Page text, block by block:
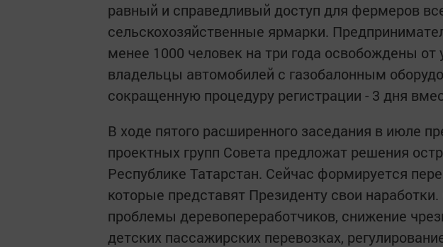
равный и справедливый доступ для фермеров
сельскохозяйственные ярмарки.
менее 1000 человек на три года освобождены от
владельцы автомобилей с газобалонным
сокращенную процедуру регистрации - 3 дня
В ходе пятого расширенного заседания в июле
проектных групп Совета предложат решения
Республике Татарстан. Сейчас формируется
которые представят Президенту свои
проблемы деревопереработчиков, снижение
детских пассажирских перевозках,